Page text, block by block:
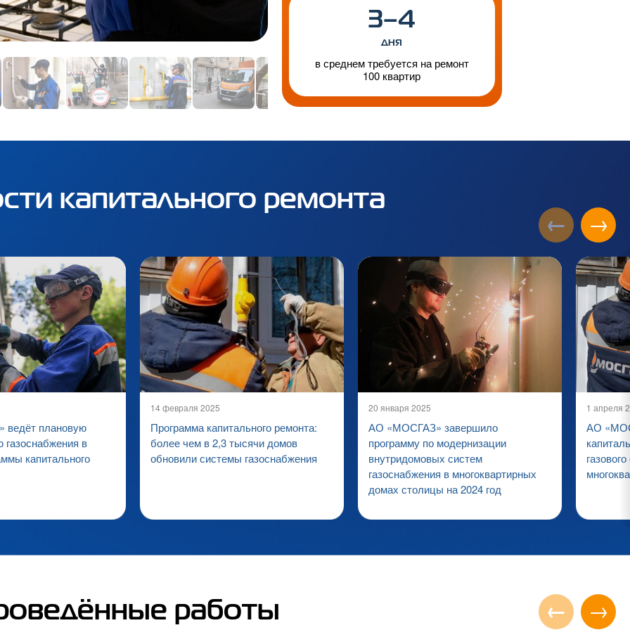
3–4
дня
в среднем требуется на ремонт
100 квартир
капитального ремонта
← →
плановую
в
капитального
14 февраля 2025
Программа капитального ремонта:
более чем в 2,3 тысячи домов
обновили системы газоснабжения
20 января 2025
АО «МОСГАЗ» завершило
программу по модернизации
внутридомовых систем
газоснабжения в многоквартирных
домах столицы на 2024 год
1 апреля
АО
работы ← →